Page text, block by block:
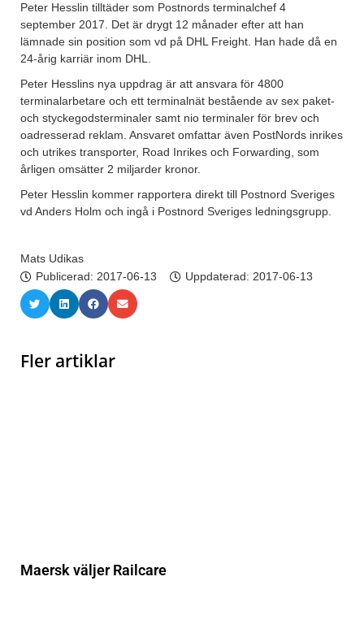
Peter Hesslin tilltäder som Postnords terminalchef 4
september 2017. Det är drygt 12 månader efter att han
lämnade sin position som vd på DHL Freight. Han hade då en
24-årig karriär inom DHL.
Peter Hesslins nya uppdrag är att ansvara för 4800
terminalarbetare och ett terminalnät bestående av sex paket-
och styckegodsterminaler samt nio terminaler för brev och
oadresserad reklam. Ansvaret omfattar även PostNords inrikes
och utrikes transporter, Road Inrikes och Forwarding, som
årligen omsätter 2 miljarder kronor.
Peter Hesslin kommer rapportera direkt till Postnord Sveriges
vd Anders Holm och ingå i Postnord Sveriges ledningsgrupp.
Mats Udikas
Publicerad: 2017-06-13 Uppdaterad: 2017-06-13
Fler artiklar
Maersk väljer Railcare